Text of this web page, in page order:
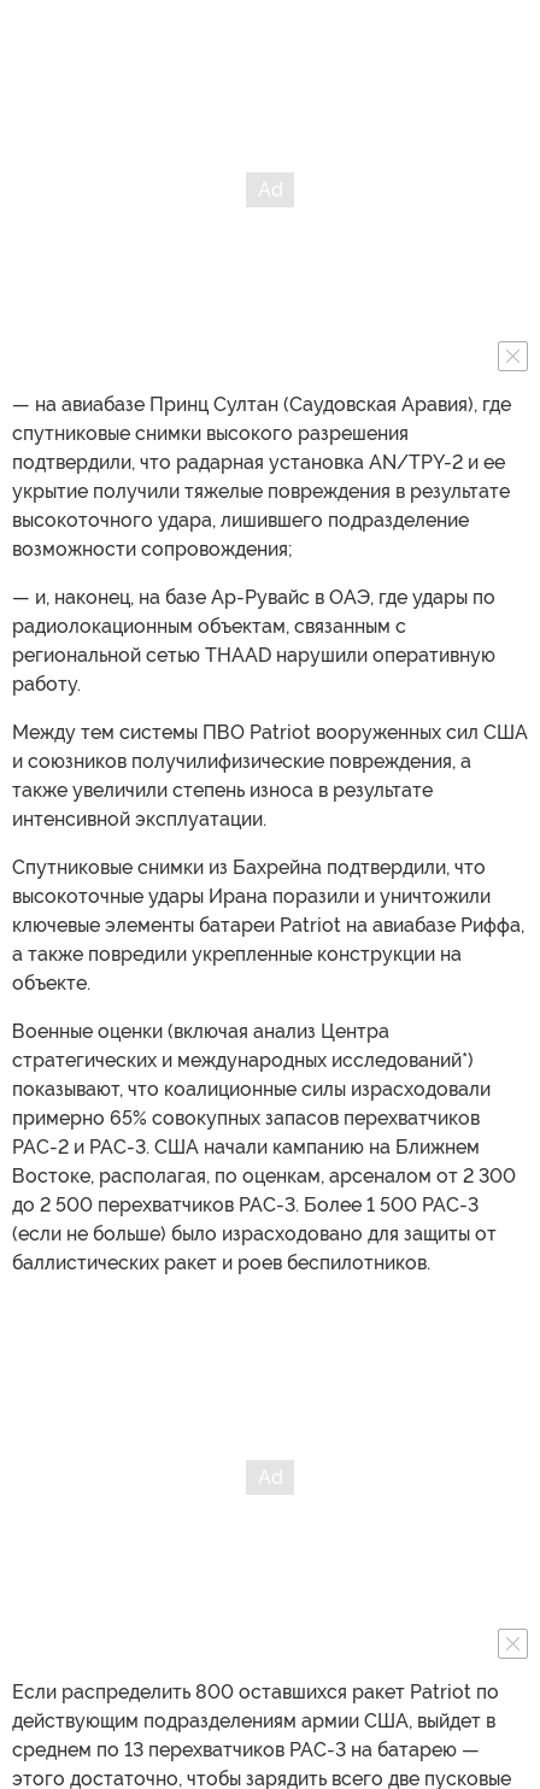
— на авиабазе Принц Султан (Саудовская Аравия), где
спутниковые снимки высокого разрешения
подтвердили, что радарная установка AN/TPY-2 и ее
укрытие получили тяжелые повреждения в результате
высокоточного удара, лишившего подразделение
возможности сопровождения;
— и, наконец, на базе Ар-Рувайс в ОАЭ, где удары по
радиолокационным объектам, связанным с
региональной сетью THAAD нарушили оперативную
работу.
Между тем системы ПВО Patriot вооруженных сил США
и союзников получилифизические повреждения, а
также увеличили степень износа в результате
интенсивной эксплуатации.
Спутниковые снимки из Бахрейна подтвердили, что
высокоточные удары Ирана поразили и уничтожили
ключевые элементы батареи Patriot на авиабазе Риффа,
а также повредили укрепленные конструкции на
объекте.
Военные оценки (включая анализ Центра
стратегических и международных исследований*)
показывают, что коалиционные силы израсходовали
примерно 65% совокупных запасов перехватчиков
PAC-2 и PAC-3. США начали кампанию на Ближнем
Востоке, располагая, по оценкам, арсеналом от 2 300
до 2 500 перехватчиков PAC-3. Более 1 500 PAC-3
(если не больше) было израсходовано для защиты от
баллистических ракет и роев беспилотников.
Если распределить 800 оставшихся ракет Patriot по
действующим подразделениям армии США, выйдет в
среднем по 13 перехватчиков PAC-3 на батарею —
этого достаточно, чтобы зарядить всего две пусковые